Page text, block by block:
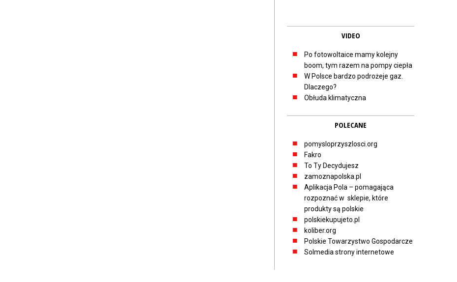
VIDEO
Po fotowoltaice mamy kolejny
boom, tym razem na pompy ciepła
W Polsce bardzo podrożeje gaz.
Dlaczego?
Obłuda klimatyczna
POLECANE
pomysloprzyszlosci.org
Fakro
To Ty Decydujesz
zamoznapolska.pl
Aplikacja Pola – pomagająca
rozpoznać w sklepie, które
produkty są polskie
polskiekupujeto.pl
koliber.org
Polskie Towarzystwo Gospodarcze
Solmedia strony internetowe